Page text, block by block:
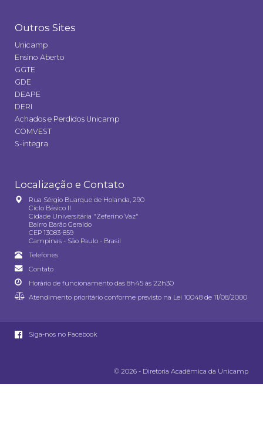
Outros Sites
Unicamp
Ensino Aberto
GGTE
GDE
DEAPE
DERI
Achados e Perdidos Unicamp
COMVEST
S-integra
Localização e Contato
Rua Sérgio Buarque de Holanda, 290
Ciclo Básico II
Cidade Universitária "Zeferino Vaz"
Bairro Barão Geraldo
CEP 13083-859
Campinas - São Paulo - Brasil
Telefones
Contato
Horário de funcionamento das 8h45 às 22h30
Atendimento prioritário conforme previsto na Lei 10048 de 11/08/2000
Siga-nos no Facebook
© 2026 - Diretoria Acadêmica da Unicamp